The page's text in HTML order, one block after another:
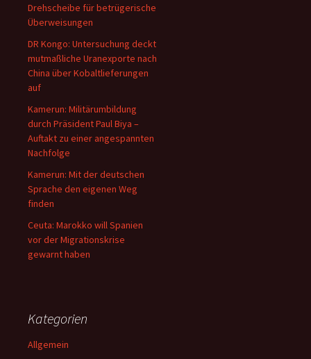
Drehscheibe für betrügerische
Überweisungen
DR Kongo: Untersuchung deckt
mutmaßliche Uranexporte nach
China über Kobaltlieferungen
auf
Kamerun: Militärumbildung
durch Präsident Paul Biya –
Auftakt zu einer angespannten
Nachfolge
Kamerun: Mit der deutschen
Sprache den eigenen Weg
finden
Ceuta: Marokko will Spanien
vor der Migrationskrise
gewarnt haben
Kategorien
Allgemein